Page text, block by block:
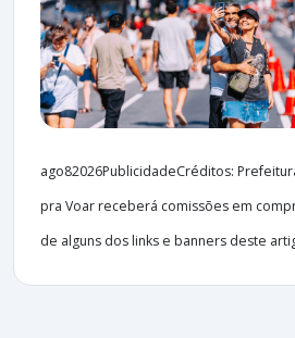
ago82026PublicidadeCréditos:
pra Voar receberá comissões em
de alguns dos links e banners deste